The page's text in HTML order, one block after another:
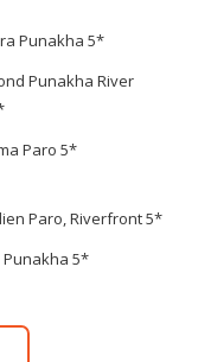
Punakha 5*
Punakha River
Paro 5*
Paro, Riverfront 5*
Punakha 5*